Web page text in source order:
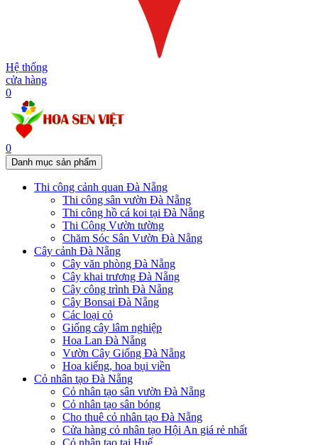
Hệ thống
cửa hàng
0
0
Danh mục sản phẩm
Thi công cảnh quan Đà Nẵng
Thi công sân vườn Đà Nẵng
Thi công hồ cá koi tại Đà Nẵng
Thi Công Vườn tường
Chăm Sóc Sân Vườn Đà Nẵng
Cây cảnh Đà Nẵng
Cây văn phòng Đà Nẵng
Cây khai trương Đà Nẵng
Cây công trình Đà Nẵng
Cây Bonsai Đà Nẵng
Các loại cỏ
Giống cây lâm nghiệp
Hoa Lan Đà Nẵng
Vườn Cây Giống Đà Nẵng
Hoa kiểng, hoa bụi viền
Cỏ nhân tạo Đà Nẵng
Cỏ nhân tạo sân vườn Đà Nẵng
Cỏ nhân tạo sân bóng
Cho thuê cỏ nhân tạo Đà Nẵng
Cửa hàng cỏ nhân tạo Hội An giá rẻ nhất
Cỏ nhân tạo tại Huế